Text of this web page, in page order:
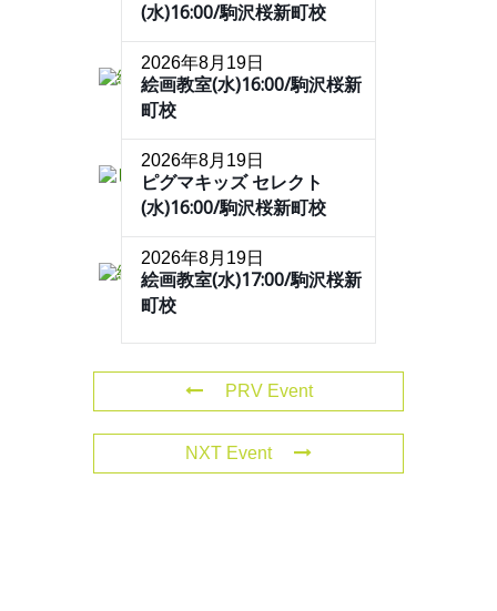
(水)16:00/駒沢桜新町校
2026年8月19日
絵画教室(水)16:00/駒沢桜新
町校
2026年8月19日
ピグマキッズ セレクト
(水)16:00/駒沢桜新町校
2026年8月19日
絵画教室(水)17:00/駒沢桜新
町校
PRV Event
NXT Event